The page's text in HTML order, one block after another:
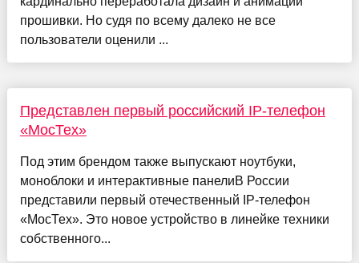
прошивки. Но судя по всему далеко не все
пользователи оценили ...
Представлен первый российский IP-телефон
«МосТех»
Под этим брендом также выпускают ноутбуки,
моноблоки и интерактивные панелиВ России
представили первый отечественный IP-телефон
«МосТех». Это новое устройство в линейке техники
собственного...